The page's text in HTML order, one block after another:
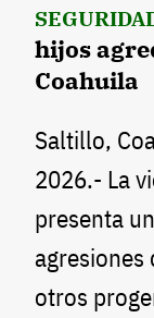
hijos
Coahuila
Saltillo,
2026.- La
presenta
agresiones
otros